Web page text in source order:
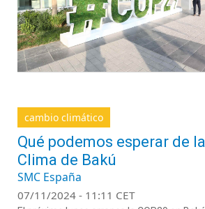
cambio climático
Qué podemos esperar de
Clima de Bakú
SMC España
07/11/2024 - 11:11 CET